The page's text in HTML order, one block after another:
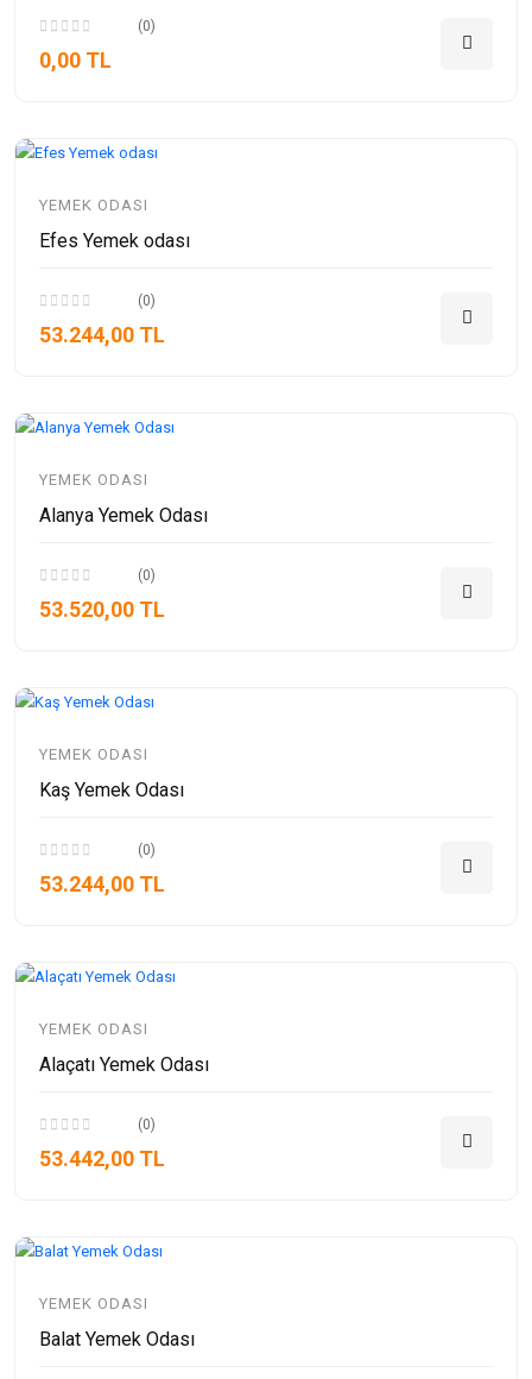
(0)
0,00 TL
YEMEK ODASI
Efes Yemek odası
(0)
53.244,00 TL
YEMEK ODASI
Alanya Yemek Odası
(0)
53.520,00 TL
YEMEK ODASI
Kaş Yemek Odası
(0)
53.244,00 TL
YEMEK ODASI
Alaçatı Yemek Odası
(0)
53.442,00 TL
YEMEK ODASI
Balat Yemek Odası